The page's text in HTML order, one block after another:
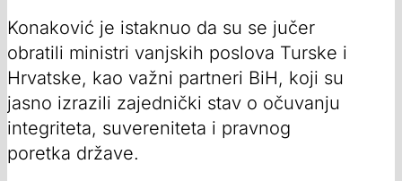
Konaković je istaknuo da su se jučer
obratili ministri vanjskih poslova Turske i
Hrvatske, kao važni partneri BiH, koji su
jasno izrazili zajednički stav o očuvanju
integriteta, suvereniteta i pravnog
poretka države.